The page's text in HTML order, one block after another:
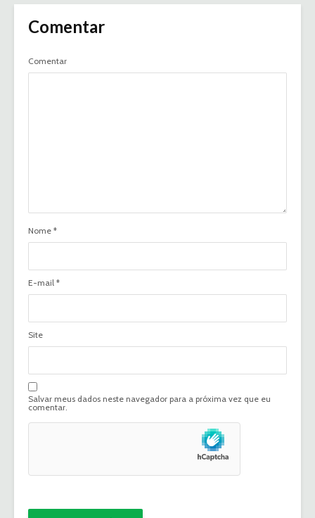
Comentar
Comentar
Nome *
E-mail *
Site
Salvar meus dados neste navegador para a próxima vez que eu
comentar.